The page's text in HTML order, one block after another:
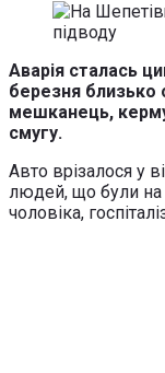
Аварія сталась
березня близько
мешканець,
смугу.
Авто врізалося у
людей, що були на
чоловіка,